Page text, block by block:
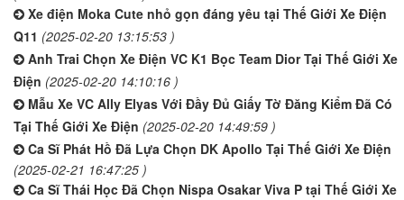
Xe điện Moka Cute nhỏ gọn đáng yêu tại Thế Giới Xe Điện
Q11 (2025-02-20 13:15:53 )
Anh Trai Chọn Xe Điện VC K1 Bọc Team Dior Tại Thế Giới Xe
Điện (2025-02-20 14:10:16 )
Mẫu Xe VC Ally Elyas Với Đầy Đủ Giấy Tờ Đăng Kiểm Đã Có
Tại Thế Giới Xe Điện (2025-02-20 14:49:59 )
Ca Sĩ Phát Hồ Đã Lựa Chọn DK Apollo Tại Thế Giới Xe Điện
(2025-02-21 16:47:25 )
Ca Sĩ Thái Học Đã Chọn Nispa Osakar Viva P tại Thế Giới Xe